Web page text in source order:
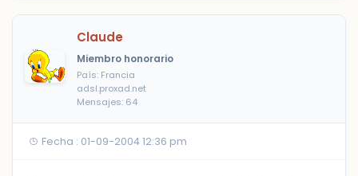
Claude
Miembro honorario
País: Francia
adsl.proxad.net
Mensajes: 64
Fecha : 01-09-2004 12:36 pm